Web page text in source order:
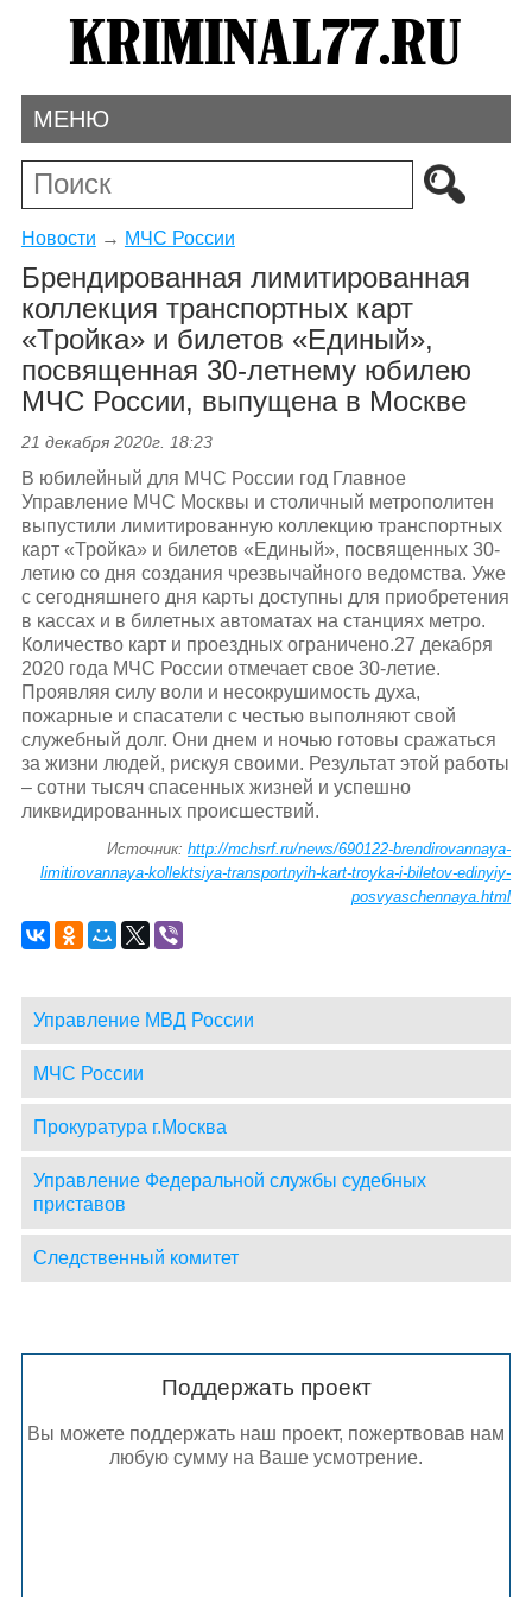
МЕНЮ
Новости → МЧС России
Брендированная лимитированная
коллекция транспортных карт
«Тройка» и билетов «Единый»,
посвященная 30-летнему юбилею
МЧС России, выпущена в Москве
21 декабря 2020г. 18:23
В юбилейный для МЧС России год Главное
Управление МЧС Москвы и столичный метрополитен
выпустили лимитированную коллекцию транспортных
карт «Тройка» и билетов «Единый», посвященных 30-
летию со дня создания чрезвычайного ведомства. Уже
с сегодняшнего дня карты доступны для приобретения
в кассах и в билетных автоматах на станциях метро.
Количество карт и проездных ограничено.27 декабря
2020 года МЧС России отмечает свое 30-летие.
Проявляя силу воли и несокрушимость духа,
пожарные и спасатели с честью выполняют свой
служебный долг. Они днем и ночью готовы сражаться
за жизни людей, рискуя своими. Результат этой работы
– сотни тысяч спасенных жизней и успешно
ликвидированных происшествий.
Источник:http://mchsrf.ru/news/690122-brendirovannaya-
limitirovannaya-kollektsiya-transportnyih-kart-troyka-i-biletov-edinyiy-
posvyaschennaya.html
Управление МВД России
МЧС России
Прокуратура г.Москва
Управление Федеральной службы судебных
приставов
Следственный комитет
Поддержать проект
Вы можете поддержать наш проект, пожертвовав нам
любую сумму на Ваше усмотрение.